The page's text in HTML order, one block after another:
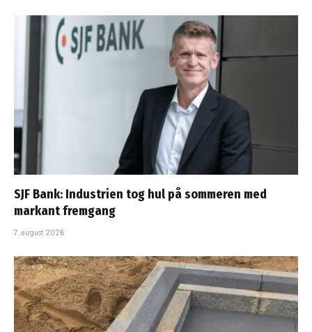
SJF Bank: Industrien tog hul på sommeren med
markant fremgang
7. august 2026